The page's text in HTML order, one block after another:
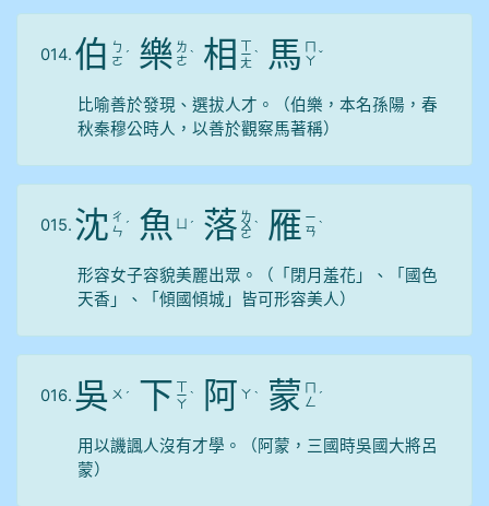
014. 伯 ㄅ
ㄛ ˊ 樂 ㄌ
ㄜ ˋ 相 ㄒ
ㄧ
ㄤ
ˋ 馬 ㄇ
ㄚ ˇ
比喻善於發現、選拔人才。（伯樂，本名孫陽，春
秋秦穆公時人，以善於觀察馬著稱）
015. 沈 ㄔ
ㄣ ˊ 魚 ˊ 落 ㄌ
ㄨ
ㄛ
ˋ 雁 ㄧ
ㄢ ˋ
形容女子容貌美麗出眾。（「閉月羞花」、「國色
天香」、「傾國傾城」皆可形容美人）
016. 吳 ㄨ ˊ 下 ㄒ
ㄧ
ㄚ
ˋ 阿 ㄚ ˋ 蒙 ㄇ
ㄥ ˊ
用以譏諷人沒有才學。（阿蒙，三國時吳國大將呂
蒙）